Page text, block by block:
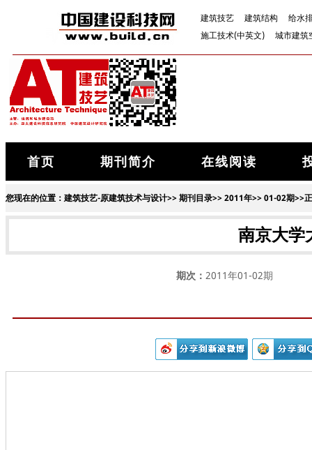
建筑技艺 建筑结构
给水
施工技术(中英文)
城市建筑
首页 期刊简介 在线阅读
您现在的位置： 建筑技艺-原建筑技术与设计>>期刊目录>>2011年>>01-02期>>
南京大学
期次：2011年01-02期